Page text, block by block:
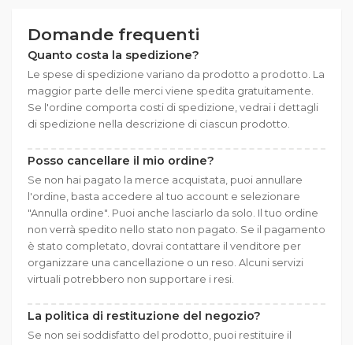
Domande frequenti
Quanto costa la spedizione?
Le spese di spedizione variano da prodotto a prodotto. La
maggior parte delle merci viene spedita gratuitamente.
Se l'ordine comporta costi di spedizione, vedrai i dettagli
di spedizione nella descrizione di ciascun prodotto.
Posso cancellare il mio ordine?
Se non hai pagato la merce acquistata, puoi annullare
l'ordine, basta accedere al tuo account e selezionare
"Annulla ordine". Puoi anche lasciarlo da solo. Il tuo ordine
non verrà spedito nello stato non pagato. Se il pagamento
è stato completato, dovrai contattare il venditore per
organizzare una cancellazione o un reso. Alcuni servizi
virtuali potrebbero non supportare i resi.
La politica di restituzione del negozio?
Se non sei soddisfatto del prodotto, puoi restituire il